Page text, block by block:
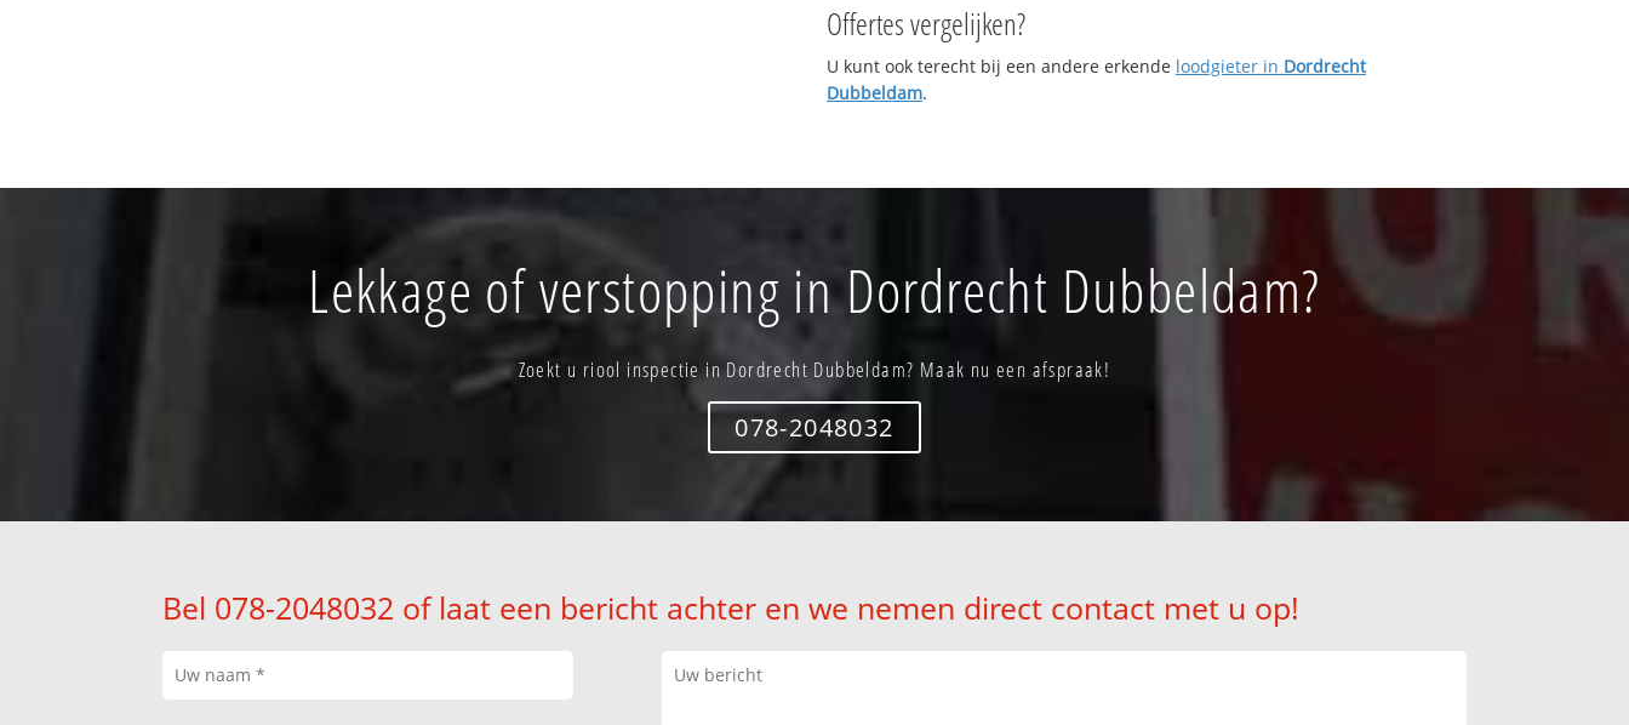
Offertes vergelijken?
U kunt ook terecht bij een andere erkende loodgieter in Dordrecht
Dubbeldam.
Lekkage of verstopping in Dordrecht Dubbeldam?
Zoekt u riool inspectie in Dordrecht Dubbeldam? Maak nu een afspraak!
078-2048032
Bel 078-2048032 of laat een bericht achter en we nemen direct contact met u op!